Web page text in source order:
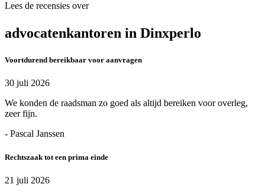
Lees de recensies over
advocatenkantoren in Dinxperlo
Voortdurend bereikbaar voor aanvragen
30 juli 2026
We konden de raadsman zo goed als altijd bereiken voor overleg,
zeer fijn.
- Pascal Janssen
Rechtszaak tot een prima einde
21 juli 2026